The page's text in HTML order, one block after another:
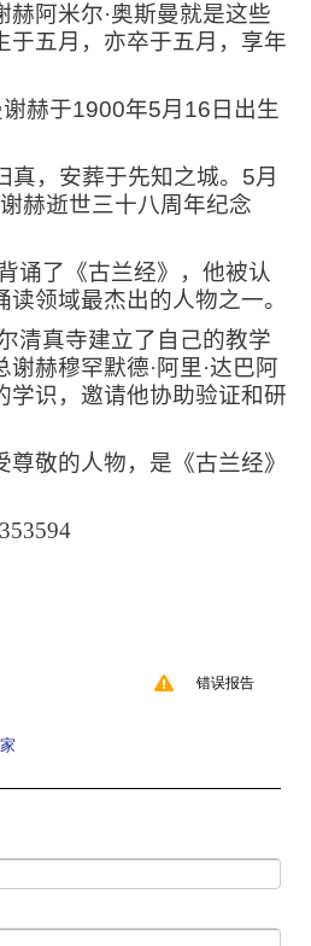
阿米尔·奥斯曼就是这些
于五月，亦卒于五月，享年
赫于1900年5月 16 日出生
真，安葬于先知之城。 5月
赫逝世三十八周年纪念
诵了《古兰经》，他被认
领域最杰出的人物之一。
清真寺建立了自己的教学
赫穆罕默德·阿里·达巴阿
学识，邀请他协助验证和研
敬的人物，是《古兰经》
错误报告